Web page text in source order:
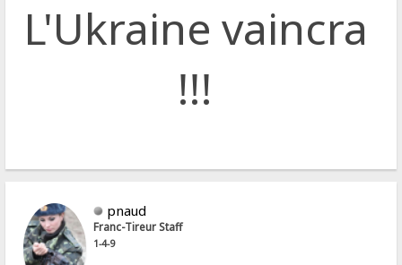
L'Ukraine vaincra
!!!
pnaud
Franc-Tireur Staff
1-4-9